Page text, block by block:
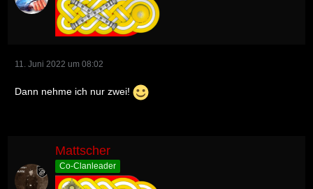
11. Juni 2022 um 08:02
Dann nehme ich nur zwei!
Mattscher
Co-Clanleader